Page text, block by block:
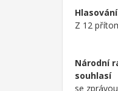
Z 12
Národní
souhlasí
se